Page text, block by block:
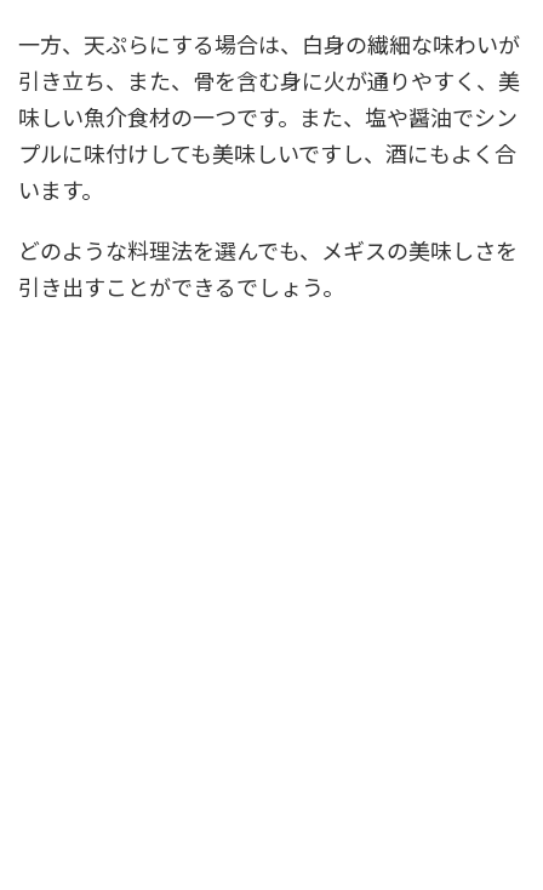
一方、天ぷらにする場合は、白身の繊細な味わいが
引き立ち、また、骨を含む身に火が通りやすく、美
味しい魚介食材の一つです。また、塩や醤油でシン
プルに味付けしても美味しいですし、酒にもよく合
います。
どのような料理法を選んでも、メギスの美味しさを
引き出すことができるでしょう。